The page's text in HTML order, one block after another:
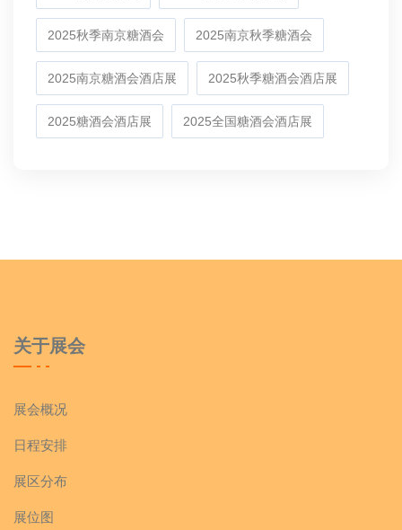
2025秋季南京糖酒会 2025南京秋季糖酒会
2025南京糖酒会酒店展 2025秋季糖酒会酒店展
2025糖酒会酒店展 2025全国糖酒会酒店展
关于展会
展会概况
日程安排
展区分布
展位图